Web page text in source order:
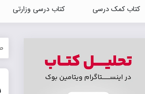
کتاب کمک درسی کتاب درسی وزارتی